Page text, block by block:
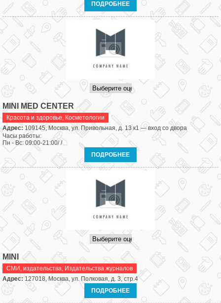
ПОДРОБНЕЕ
MINI MED CENTER
Красота и здоровье, Косметологии
Адрес: 109145, Москва, ул. Привольная, д. 13 к1 — вход со двора
Часы работы:
Пн - Вс: 09:00-21:00/ /
ПОДРОБНЕЕ
MINI
СМИ, издательства, Издательства журналов
Адрес: 127018, Москва, ул. Полковая, д. 3, стр.4
ПОДРОБНЕЕ